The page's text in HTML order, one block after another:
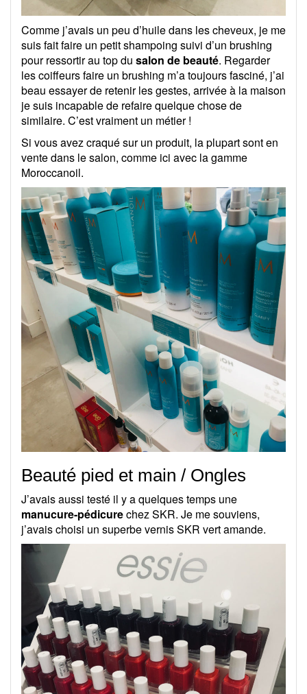
Comme j’avais un peu d’huile dans les cheveux, je me
suis fait faire un petit shampoing suivi d’un brushing
pour ressortir au top du salon de beauté. Regarder
les coiffeurs faire un brushing m’a toujours fasciné, j’ai
beau essayer de retenir les gestes, arrivée à la maison
je suis incapable de refaire quelque chose de
similaire. C’est vraiment un métier !
Si vous avez craqué sur un produit, la plupart sont en
vente dans le salon, comme ici avec la gamme
Moroccanoil.
Beauté pied et main / Ongles
J’avais aussi testé il y a quelques temps une
manucure-pédicurechez SKR. Je me souviens,
j’avais choisi un superbe vernis SKR vert amande.